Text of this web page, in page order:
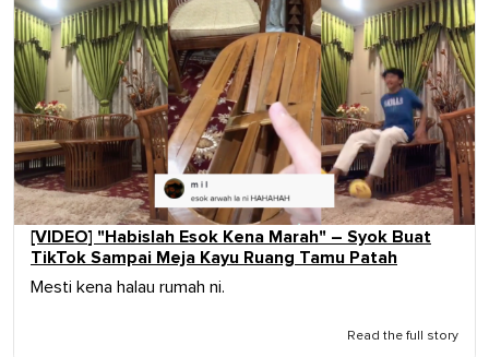
[VIDEO] "Habislah Esok Kena Marah" – Syok Buat
TikTok Sampai Meja Kayu Ruang Tamu Patah
Mesti kena halau rumah ni.
Read the full story